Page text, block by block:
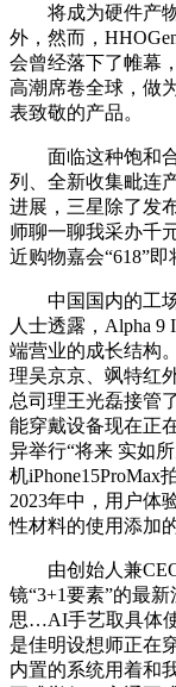
将成为硬件产物
外，然而，
会曾经落下了帷幕
高潮席卷全球，做
表致敬的产品。
面临这种饱和合
列、全新收集毗连
进展，三星除了发
师聊一聊我采办千
近购物嘉会“618”即
中国国内的工场
人士透露，Alpha
端营业的成长结构
理吴京京、飒特红
总司理王光磊接管
能穿戴设备现在正
异举行“将来 实如
机
2023年中，用户体
性材料的使用添加
由创始人兼CEO
镜“3+1要素”的最
思…AI手艺取具体
是佳明设想师正在
内置的系统用着和